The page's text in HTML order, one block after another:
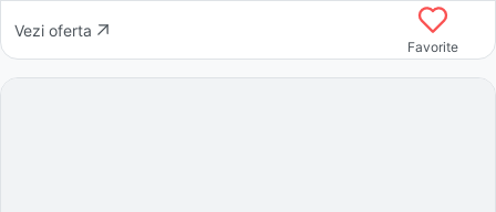
Vezi oferta
Favorite